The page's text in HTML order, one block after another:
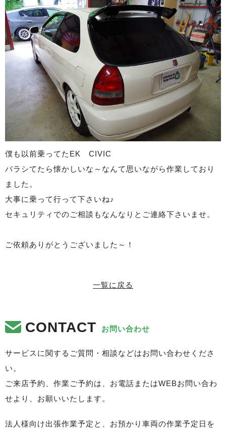
僕も以前乗ってたEK CIVIC
バラシてたら懐かしいな～なんて思いながら作業しており
ました。
大事に乗って行って下さいね♪
セキュリティでのご相談もなんなりとご連絡下さいませ。
ご依頼ありがとうございました～！
一覧に戻る
CONTACT お問い合わせ
サービスに関するご質問・相談などはお問い合わせくださ
い。
ご来店予約、作業ご予約は、お電話またはWEBお問い合わ
せより、お願いいたします。
法人様向け出張作業予定と、お預かり車両の作業予定日を